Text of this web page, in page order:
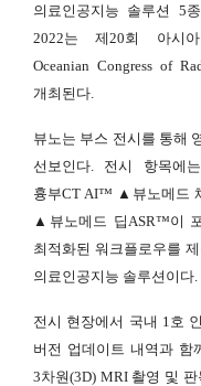
의료인공지능 솔루션 5
2022는 제20회 아시아
Oceanian Congress of
개최된다.
뷰노는 부스 전시를 통해
선보인다. 전시 항목
흉부CT AI™ ▲뷰노메드
▲뷰노메드 딥ASR™이
최적화된 워크플로우를
의료인공지능 솔루션이다.
전시 현장에서 국내 1호
버전 업데이트 내역과 함
3차원(3D) MRI 촬영 및